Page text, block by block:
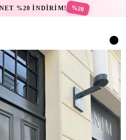
%20 İNDİRİM! %20